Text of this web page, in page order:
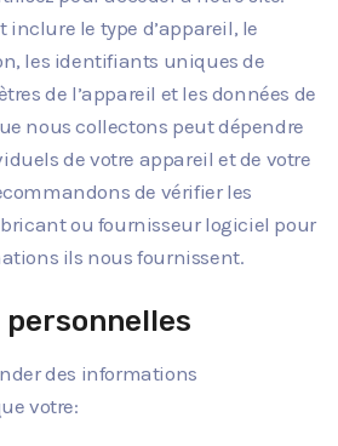
inclure le type d’appareil, le
les identifiants uniques de
de l’appareil et les données de
nous collectons peut dépendre
de votre appareil et de votre
de vérifier les
ou fournisseur logiciel pour
ils nous fournissent.
des informations
votre: